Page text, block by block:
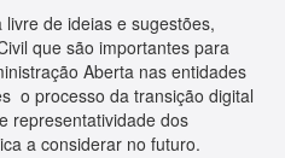
de ideias e sugestões,
que são importantes para
Aberta nas entidades
o processo da transição digital
representatividade dos
a considerar no futuro.